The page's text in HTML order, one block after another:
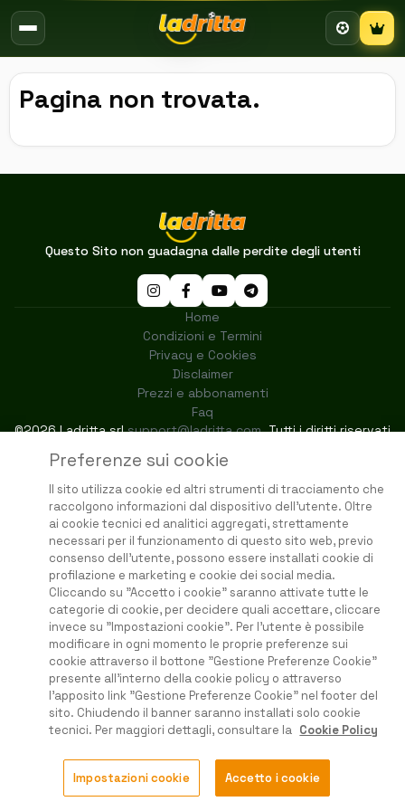
Preferenze sui cookie
Il sito utilizza cookie ed altri strumenti di tracciamento che
raccolgono informazioni dal dispositivo dell'utente. Oltre
ai cookie tecnici ed analitici aggregati, strettamente
necessari per il funzionamento di questo sito web, previo
consenso dell'utente, possono essere installati cookie di
profilazione e marketing e cookie dei social media.
Cliccando su "Accetto i cookie" saranno attivate tutte le
categorie di cookie, per decidere quali accettare, cliccare
invece su "Impostazioni cookie". Per l'utente è possibile
modificare in ogni momento le proprie preferenze sui
cookie attraverso il bottone "Gestione Preferenze Cookie"
presente all'interno della cookie policy o attraverso
l'apposito link "Gestione Preferenze Cookie" nel footer del
sito. Chiudendo il banner saranno installati solo cookie
tecnici. Per maggiori dettagli, consultare la Cookie Policy
Impostazioni cookie Accetto i cookie
Pagina non trovata.
Questo Sito non guadagna dalle perdite degli utenti
Home
Condizioni e Termini
Privacy e Cookies
Disclaimer
Prezzi e abbonamenti
Faq
©2026 Ladritta srlsupport@ladritta.com. Tutti i diritti riservati